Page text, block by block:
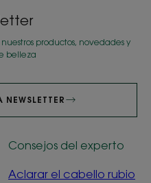
productos, novedades y
belleza
NEWSLETTER
Consejos del experto
Aclarar el cabello rubio